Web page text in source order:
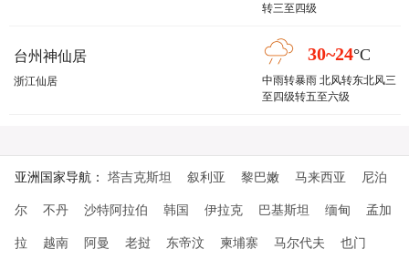
转三至四级
台州神仙居
浙江仙居
30~24°C
中雨转暴雨 北风转东北风三
至四级转五至六级
亚洲国家导航： 塔吉克斯坦 叙利亚 黎巴嫩 马来西亚 尼泊
尔 不丹 沙特阿拉伯 韩国 伊拉克 巴基斯坦 缅甸 孟加
拉 越南 阿曼 老挝 东帝汶 柬埔寨 马尔代夫 也门